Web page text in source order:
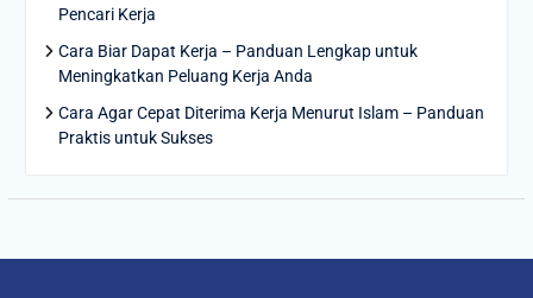
Pencari Kerja
Cara Biar Dapat Kerja – Panduan Lengkap untuk
Meningkatkan Peluang Kerja Anda
Cara Agar Cepat Diterima Kerja Menurut Islam – Panduan
Praktis untuk Sukses